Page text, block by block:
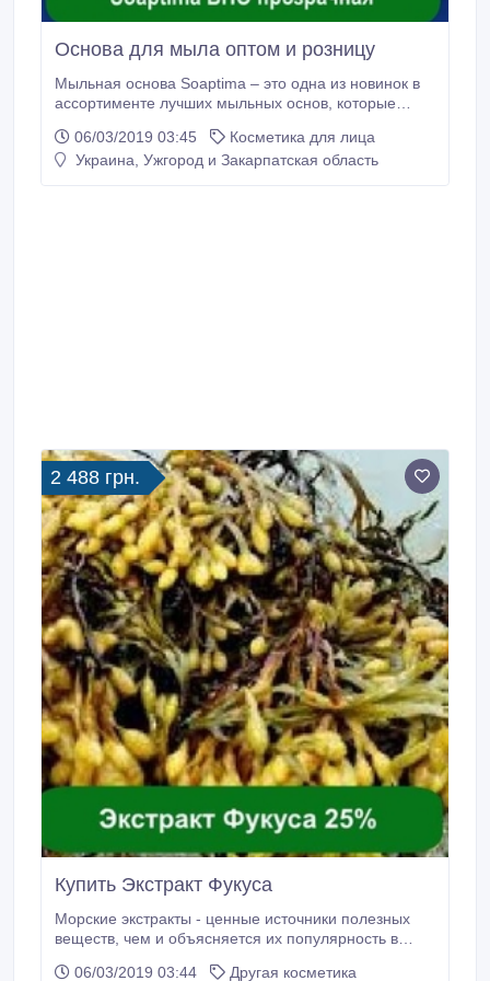
Основа для мыла оптом и розницу
Мыльная основа Soaptima – это одна из новинок в
ассортименте лучших мыльных основ, которые
мыльной основы Soaptima в отсутствии видового
разнообразия при возможности самостоятельного
06/03/2019 03:45
Косметика для лица
Украина, Ужгород и Закарпатская область
2 488 грн.
Купить Экстракт Фукуса
Морские экстракты - ценные источники полезных
веществ, чем и объясняется их популярность в
06/03/2019 03:44
Другая косметика